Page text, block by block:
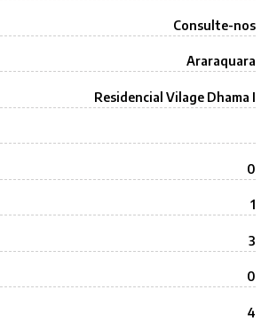
Consulte-nos
Araraquara
Residencial Vilage Dhama I
0
1
3
0
4